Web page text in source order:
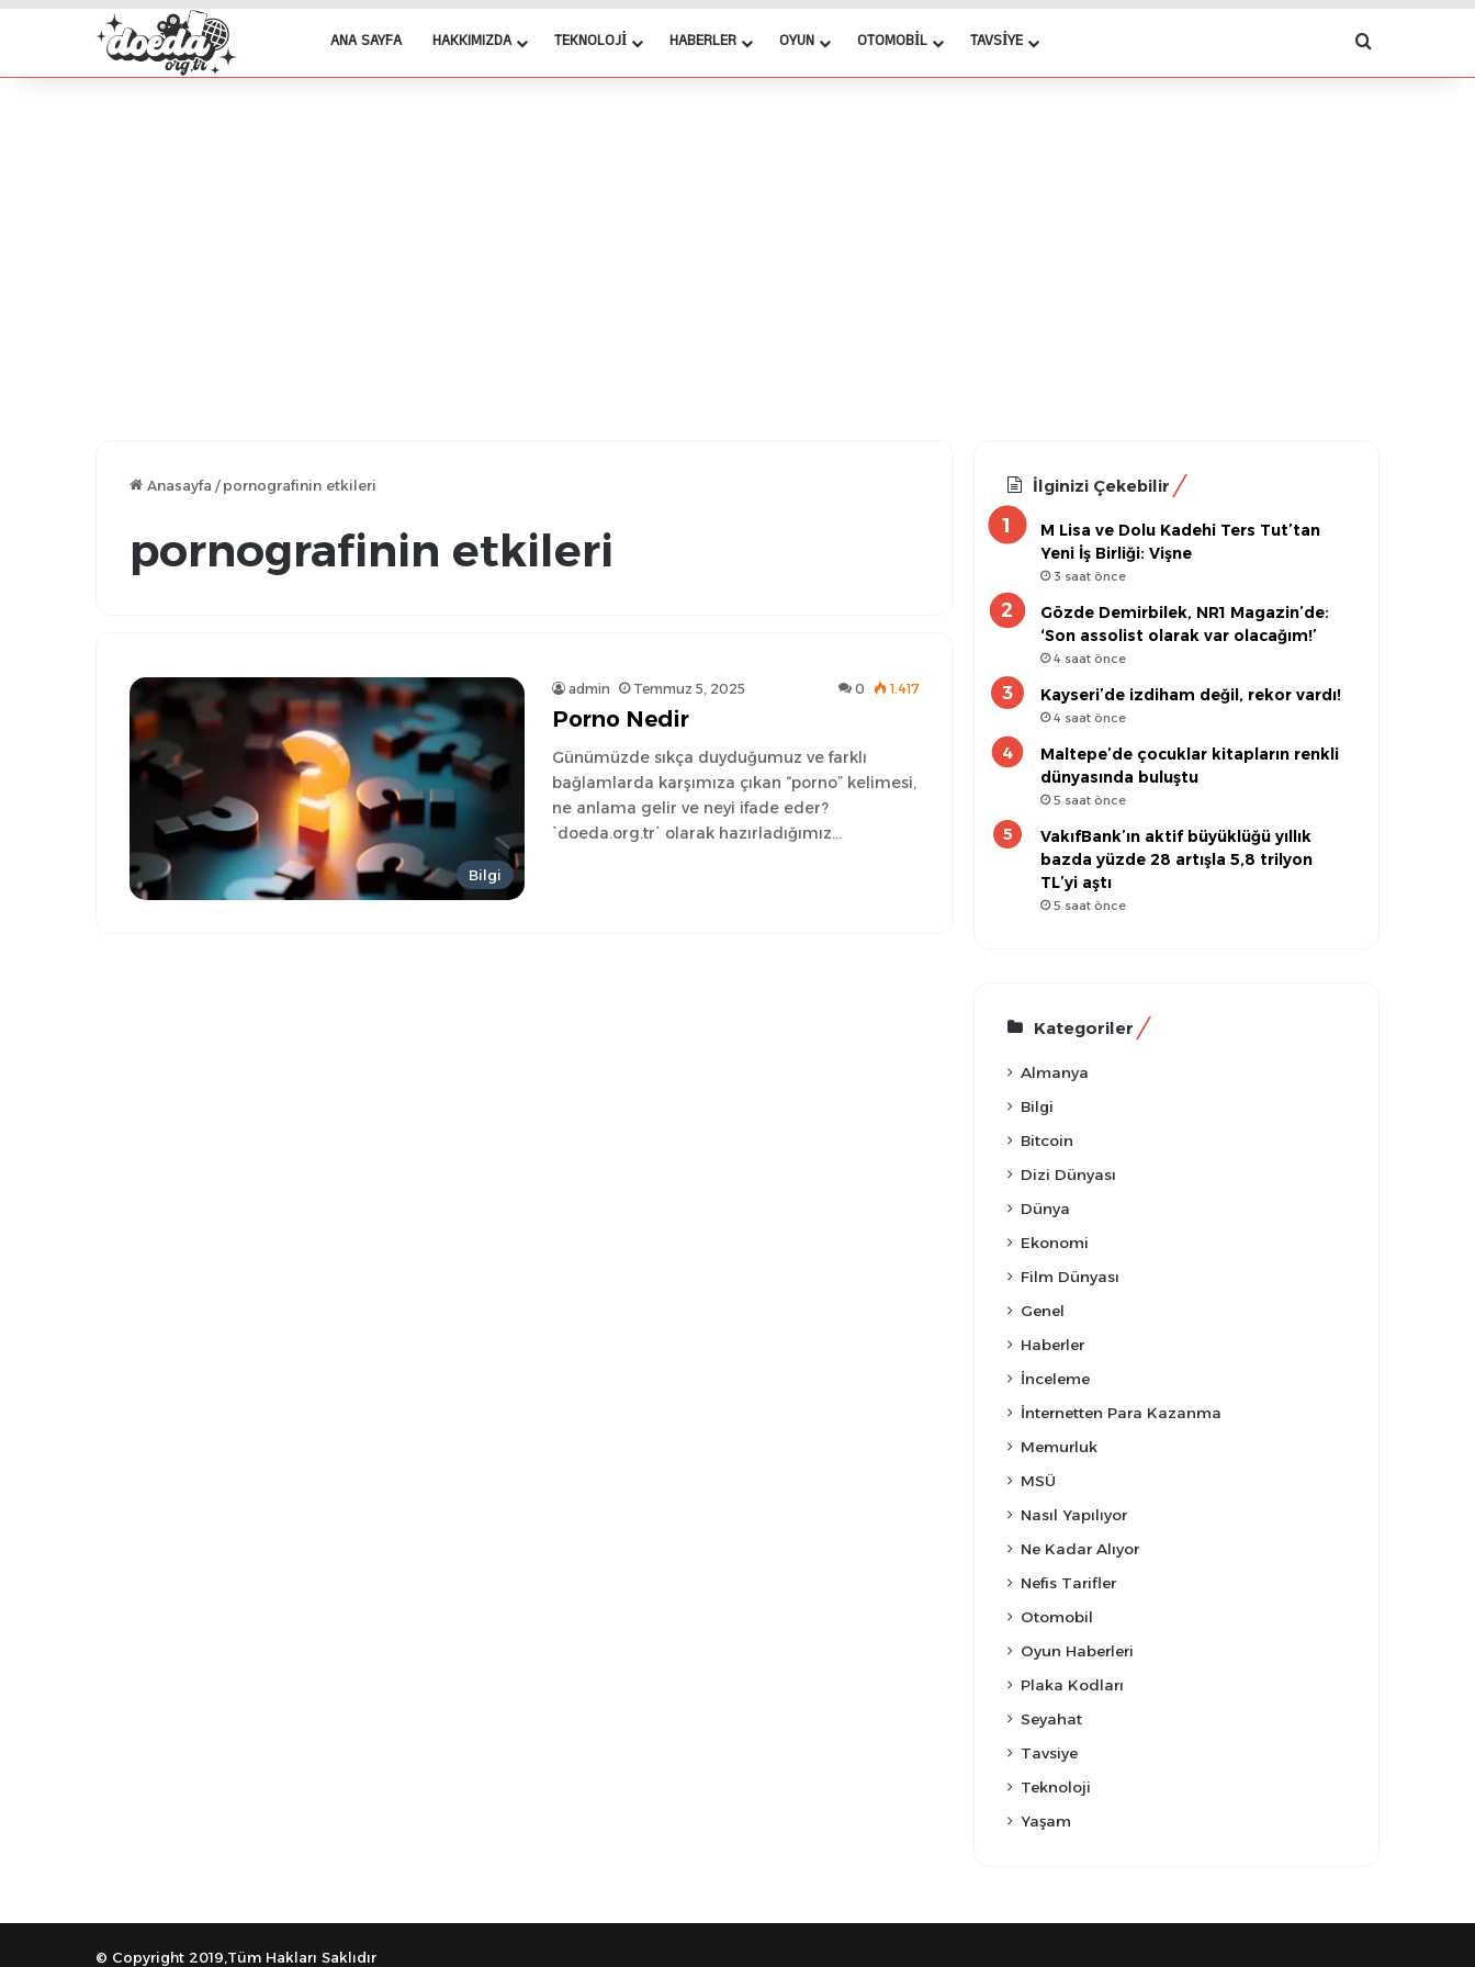
ANA SAYFA HAKKIMIZDA TEKNOLOJI HABERLER OYUN OTOMOBIL TAVSIYE Arama yap
Anasayfa / pornografinin etkileri
pornografinin etkileri
Bilgi
admin Temmuz 5, 2025 0 1.417
Porno Nedir
Günümüzde sıkça duyduğumuz ve farklı
bağlamlarda karşımıza çıkan “porno” kelimesi,
ne anlama gelir ve neyi ifade eder?
`doeda.org.tr` olarak hazırladığımız…
İlginizi Çekebilir
M Lisa ve Dolu Kadehi Ters Tut’tan
Yeni İş Birliği: Vişne
3 saat önce
Gözde Demirbilek, NR1 Magazin’de:
‘Son assolist olarak var olacağım!’
4 saat önce
Kayseri’de izdiham değil, rekor vardı!
4 saat önce
Maltepe’de çocuklar kitapların renkli
dünyasında buluştu
5 saat önce
VakıfBank’ın aktif büyüklüğü yıllık
bazda yüzde 28 artışla 5,8 trilyon
TL’yi aştı
5 saat önce
Kategoriler
Almanya
Bilgi
Bitcoin
Dizi Dünyası
Dünya
Ekonomi
Film Dünyası
Genel
Haberler
İnceleme
İnternetten Para Kazanma
Memurluk
MSÜ
Nasıl Yapılıyor
Ne Kadar Alıyor
Nefis Tarifler
Otomobil
Oyun Haberleri
Plaka Kodları
Seyahat
Tavsiye
Teknoloji
Yaşam
© Copyright 2019,Tüm Hakları Saklıdır